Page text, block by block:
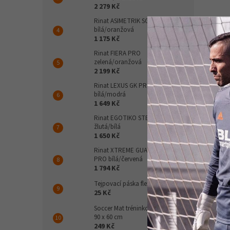
2 279 Kč
Rinat ASIMETRIK SGR
bílá/oranžová
1 175 Kč
Rinat FIERA PRO
zelená/oranžová
2 199 Kč
Rinat LEXUS GK PRO
bílá/modrá
1 649 Kč
Rinat EGOTIKO STELLAR PRO
žlutá/bílá
1 650 Kč
Rinat XTREME GUARD ZHERO
PRO bílá/červená
1 794 Kč
Tejpovací páska flexibilní
25 Kč
Soccer Mat tréninková podložka
90 x 60 cm
249 Kč
5cm
210
Žlutá
Tato